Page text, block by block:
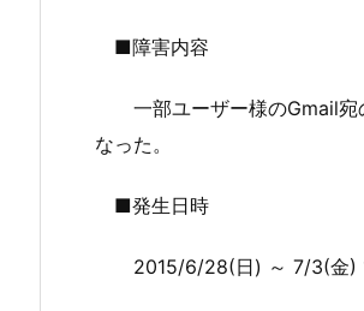
■障害内容
一部ユーザー様のGmail宛
なった。
■発生日時
2015/6/28(日) ～ 7/3(金)